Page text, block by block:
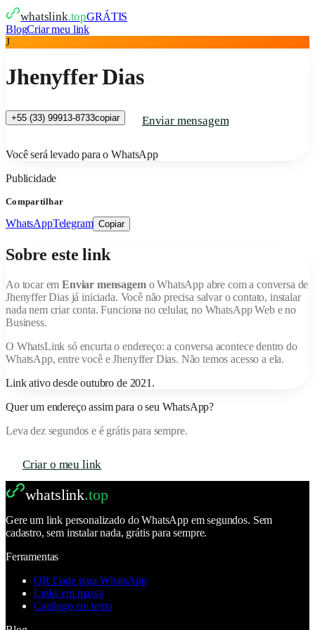
whatslink.topGRÁTIS
BlogCriar meu link
J
Jhenyffer Dias
+55 (33) 99913-8733copiar Enviar mensagem
Você será levado para o WhatsApp
Publicidade
Compartilhar
WhatsAppTelegram Copiar
Sobre este link
Ao tocar emEnviar mensagem o WhatsApp abre com a conversa de
Jhenyffer Diasjá iniciada. Você não precisa salvar o contato, instalar
nada nem criar conta. Funciona no celular, no WhatsApp Web e no
Business.
O WhatsLink só encurta o endereço: a conversa acontece dentro do
WhatsApp, entre você eJhenyffer Dias. Não temos acesso a ela.
Link ativo desde outubro de 2021 .
Quer um endereço assim para o seu WhatsApp?
Leva dez segundos e é grátis para sempre.
Criar o meu link
whatslink.top
Gere um link personalizado do WhatsApp em segundos. Sem
cadastro, sem instalar nada, grátis para sempre.
Ferramentas
QR Code para WhatsApp
Links em massa
Catálogo em texto